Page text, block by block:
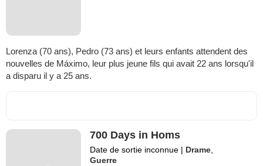
Lorenza (70 ans), Pedro (73 ans) et leurs enfants attendent des
nouvelles de Máximo, leur plus jeune fils qui avait 22 ans lorsqu'il
a disparu il y a 25 ans.
700 Days in Homs
Date de sortie inconnue | Drame
Guerre